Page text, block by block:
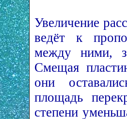
Увеличение
ведёт к
между ними,
Смещая
они
площадь
степени